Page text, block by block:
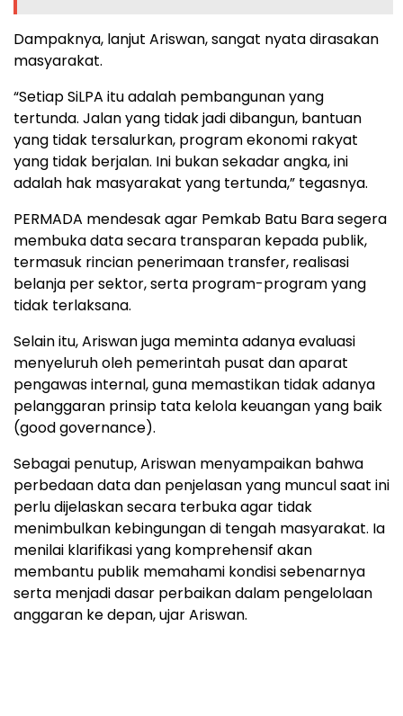
Dampaknya, lanjut Ariswan, sangat nyata dirasakan
masyarakat.
“Setiap SiLPA itu adalah pembangunan yang
tertunda. Jalan yang tidak jadi dibangun, bantuan
yang tidak tersalurkan, program ekonomi rakyat
yang tidak berjalan. Ini bukan sekadar angka, ini
adalah hak masyarakat yang tertunda,” tegasnya.
PERMADA mendesak agar Pemkab Batu Bara segera
membuka data secara transparan kepada publik,
termasuk rincian penerimaan transfer, realisasi
belanja per sektor, serta program-program yang
tidak terlaksana.
Selain itu, Ariswan juga meminta adanya evaluasi
menyeluruh oleh pemerintah pusat dan aparat
pengawas internal, guna memastikan tidak adanya
pelanggaran prinsip tata kelola keuangan yang baik
(good governance).
Sebagai penutup, Ariswan menyampaikan bahwa
perbedaan data dan penjelasan yang muncul saat ini
perlu dijelaskan secara terbuka agar tidak
menimbulkan kebingungan di tengah masyarakat. Ia
menilai klarifikasi yang komprehensif akan
membantu publik memahami kondisi sebenarnya
serta menjadi dasar perbaikan dalam pengelolaan
anggaran ke depan, ujar Ariswan.